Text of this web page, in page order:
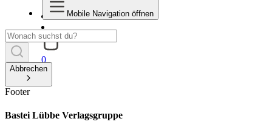
0
Mobile Navigation öffnen
Abbrechen
Footer
Bastei Lübbe Verlagsgruppe